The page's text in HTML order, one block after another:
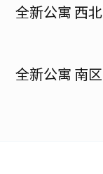
全新公寓 西北
全新公寓 南区